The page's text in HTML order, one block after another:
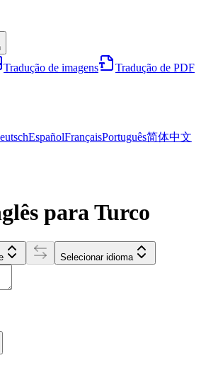
Tradução de imagens
Tradução de PDF
EspañolFrançaisPortuguês简体中文
para Turco
Selecionar idioma